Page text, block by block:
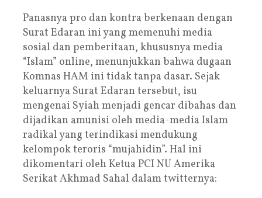
Panasnya pro dan kontra berkenaan dengan
Surat Edaran ini yang memenuhi media
sosial dan pemberitaan, khususnya media
“Islam” online, menunjukkan bahwa dugaan
Komnas HAM ini tidak tanpa dasar. Sejak
keluarnya Surat Edaran tersebut, isu
mengenai Syiah menjadi gencar dibahas dan
dijadikan amunisi oleh media-media Islam
radikal yang terindikasi mendukung
kelompok teroris “mujahidin”. Hal ini
dikomentari oleh Ketua PCI NU Amerika
Serikat Akhmad Sahal dalam twitternya: